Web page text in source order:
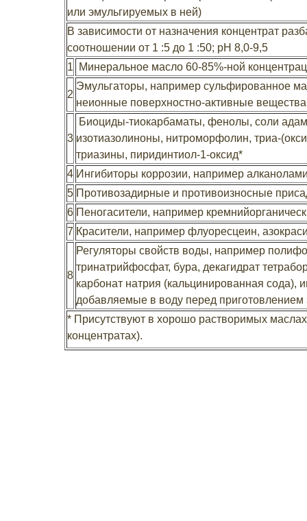
или эмульгируемых в ней)
В зависимости от назначения концентрат
соотношении от 1 :5 до 1 :50; pH 8,0-9,5
1
Минеральное масло 60-85%-ной
2
Эмульгаторы, например сульфированное
неионные поверхностно-активные вещества
3
Биоциды-тиокарбаматы, фенолы, соли
изотиазолиноны, нитроморфолин, триа-
триазины, пиридинтиол-1-оксид*
4 Ингибиторы коррозии, например
5 Противозадирные и противоизносные
6 Пеногасители, например
7 Красители, например флуоресцеин,
8
Регуляторы свойств воды, например
тринатрийфосфат, бура, декагидрат
карбонат натрия (кальцинированная сода),
добавляемые в воду перед приготовлением
* Присутствуют в хорошо растворимых
концентратах).